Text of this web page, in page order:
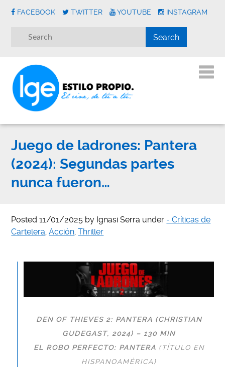
FACEBOOK TWITTER YOUTUBE INSTAGRAM
Juego de ladrones: Pantera
(2024): Segundas partes
nunca fueron…
Posted11/01/2025 by Ignasi Serra under - Críticas de
Cartelera,Acción,Thriller
DEN OF THIEVES 2: PANTERA (CHRISTIAN
GUDEGAST, 2024) – 130 MIN
EL ROBO PERFECTO: PANTERA (TÍTULO EN
HISPANOAMÉRICA)